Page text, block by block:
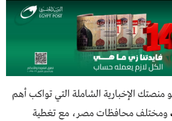
منصتك الإخبارية الشاملة التي تواكب أهم
ومختلف محافظات مصر، مع تغطية